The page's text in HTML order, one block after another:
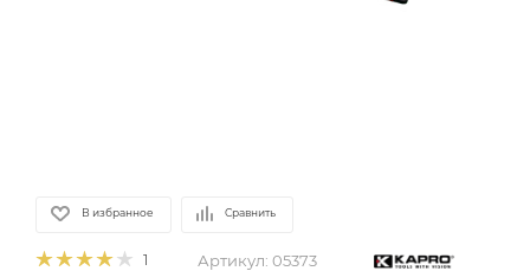
В избранное Сравнить
1 Артикул: 05373